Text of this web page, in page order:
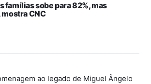
famílias sobe para 82%, mas
CNC
ao legado de Miguel Ângelo